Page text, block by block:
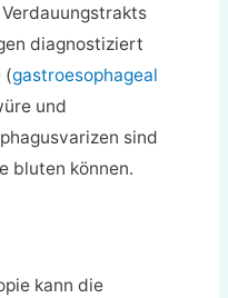
diagnostiziert
(gastroesophageal
und
sind
bluten können.
kann die